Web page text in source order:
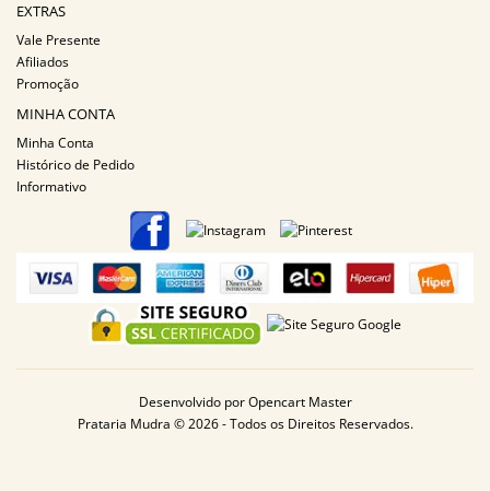
EXTRAS
Vale Presente
Afiliados
Promoção
MINHA CONTA
Minha Conta
Histórico de Pedido
Informativo
Desenvolvido porOpencart Master
Prataria Mudra © 2026 - Todos os Direitos Reservados.